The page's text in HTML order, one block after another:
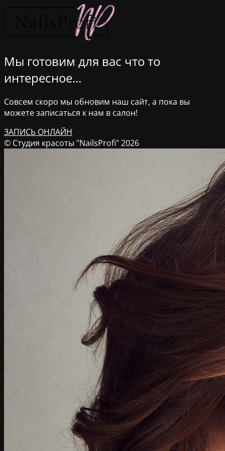
Мы готовим для вас что то
интересное...
Совсем скоро мы обновим наш сайт, а пока вы
можете записаться к нам в салон!
ЗАПИСЬ ОНЛАЙН
© Студия красоты "NailsProfi" 2026